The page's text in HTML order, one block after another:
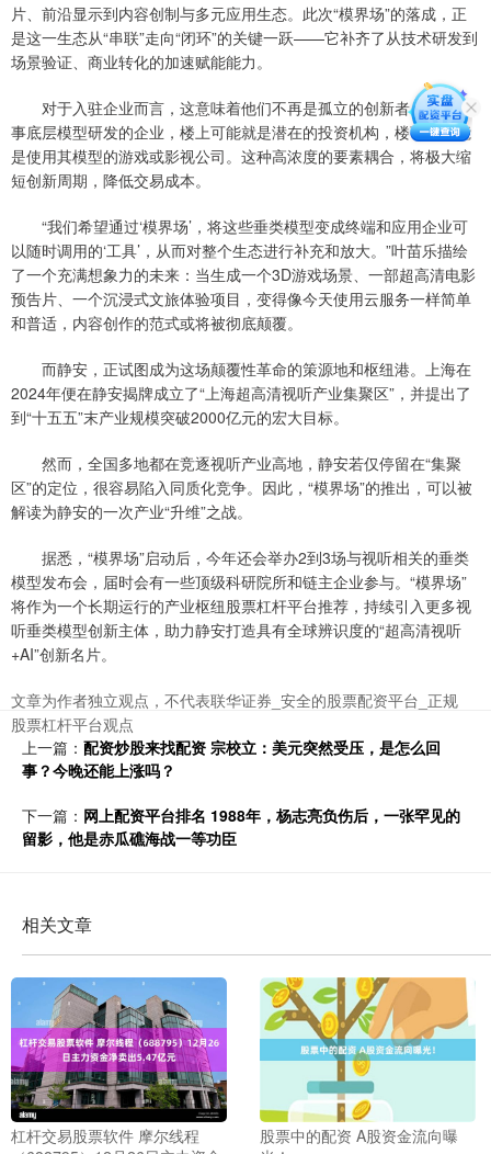
片、前沿显示到内容创制与多元应用生态。此次“模界场”的落成，正
是这一生态从“串联”走向“闭环”的关键一跃——它补齐了从技术研发到
场景验证、商业转化的加速赋能能力。
对于入驻企业而言，这意味着他们不再是孤立的创新者。一家从
事底层模型研发的企业，楼上可能就是潜在的投资机构，楼下则可能
是使用其模型的游戏或影视公司。这种高浓度的要素耦合，将极大缩
短创新周期，降低交易成本。
“我们希望通过‘模界场’，将这些垂类模型变成终端和应用企业可
以随时调用的‘工具’，从而对整个生态进行补充和放大。”叶苗乐描绘
了一个充满想象力的未来：当生成一个3D游戏场景、一部超高清电影
预告片、一个沉浸式文旅体验项目，变得像今天使用云服务一样简单
和普适，内容创作的范式或将被彻底颠覆。
而静安，正试图成为这场颠覆性革命的策源地和枢纽港。上海在
2024年便在静安揭牌成立了“上海超高清视听产业集聚区”，并提出了
到“十五五”末产业规模突破2000亿元的宏大目标。
然而，全国多地都在竞逐视听产业高地，静安若仅停留在“集聚
区”的定位，很容易陷入同质化竞争。因此，“模界场”的推出，可以被
解读为静安的一次产业“升维”之战。
据悉，“模界场”启动后，今年还会举办2到3场与视听相关的垂类
模型发布会，届时会有一些顶级科研院所和链主企业参与。“模界场”
将作为一个长期运行的产业枢纽股票杠杆平台推荐，持续引入更多视
听垂类模型创新主体，助力静安打造具有全球辨识度的“超高清视听
+AI”创新名片。
文章为作者独立观点，不代表联华证券_安全的股票配资平台_正规
股票杠杆平台观点
上一篇： 配资炒股来找配资 宗校立：美元突然受压，是怎么回
事？今晚还能上涨吗？
下一篇： 网上配资平台排名 1988年，杨志亮负伤后，一张罕见的
留影，他是赤瓜礁海战一等功臣
相关文章
杠杆交易股票软件 摩尔线程
股票中的配资 A股资金流向曝